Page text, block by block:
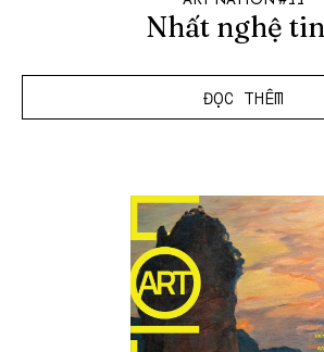
Nhất nghệ
ĐỌC THÊM